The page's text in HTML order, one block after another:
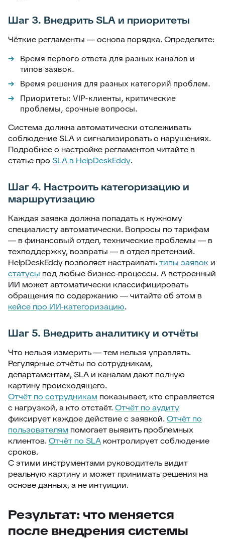
Шаг 3. Внедрить SLA и приоритеты
Чёткие регламенты — основа порядка. Определите:
Время первого ответа для разных каналов и
типов заявок.
Время решения для разных категорий проблем.
Приоритеты: VIP-клиенты, критические
проблемы, срочные вопросы.
Система должна автоматически отслеживать
соблюдение SLA и сигнализировать о нарушениях.
Подробнее о настройке регламентов читайте в
статье про SLA в HelpDeskEddy.
Шаг 4. Настроить категоризацию и
маршрутизацию
Каждая заявка должна попадать к нужному
специалисту автоматически. Вопросы по тарифам
— в финансовый отдел, технические проблемы — в
техподдержку, возвраты — в отдел претензий.
HelpDeskEddy позволяет настраиватьтипы заявок и
статусы под любые бизнес-процессы. А встроенный
ИИ может автоматически классифицировать
обращения по содержанию — читайте об этом в
кейсе про ИИ-категоризацию.
Шаг 5. Внедрить аналитику и отчёты
Что нельзя измерить — тем нельзя управлять.
Регулярные отчёты по сотрудникам,
департаментам, SLA и каналам дают полную
картину происходящего.
Отчёт по сотрудникам показывает, кто справляется
с нагрузкой, а кто отстаёт.Отчёт по аудиту
фиксирует каждое действие с заявкой.Отчёт по
пользователям помогает выявить проблемных
клиентов.Отчёт по SLA контролирует соблюдение
сроков.
С этими инструментами руководитель видит
реальную картину и может принимать решения на
основе данных, а не интуиции.
Результат: что меняется
после внедрения системы